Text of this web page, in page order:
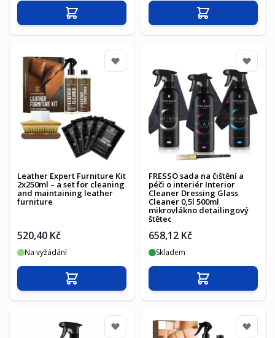
Přidat do košíku Přidat do košíku
Leather Expert Furniture Kit
2x250ml – a set for cleaning
and maintaining leather
furniture
520,40 Kč
Na vyžádání
Přidat do košíku
FRESSO sada na čištění a
péči o interiér Interior
Cleaner Dressing Glass
Cleaner 0,5l 500ml
mikrovlákno detailingový
štětec
658,12 Kč
Skladem
Přidat do košíku